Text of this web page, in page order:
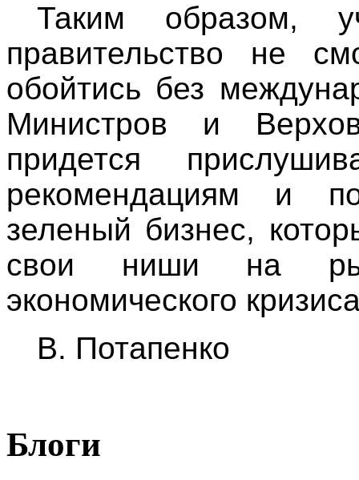
Таким образом,
правительство не
обойтись без
Министров и
придется
рекомендациям и
зеленый бизнес,
свои ниши на
экономического
В. Потапенко
Блоги